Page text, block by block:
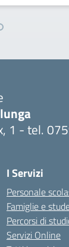
1 - tel.
I Servizi
Personale
Famiglie e
Percorsi di
Servizi Online